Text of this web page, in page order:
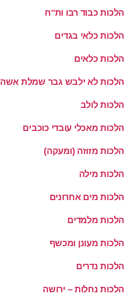
הלכות כבוד רבו ות''ח
הלכות כלאי בגדים
הלכות כלאים
הלכות לא ילבש גבר שמלת אשה
הלכות לולב
הלכות מאכלי עובדי כוכבים
הלכות מזוזה (ומעקה)
הלכות מילה
הלכות מים אחרונים
הלכות מלמדים
הלכות מעונן ומכשף
הלכות נדרים
הלכות נחלות – ירושה